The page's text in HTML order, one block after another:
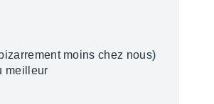
moins chez nous)
meilleur